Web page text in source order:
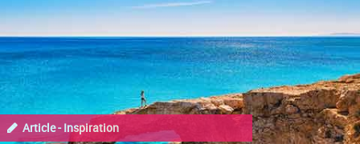
Article - Inspiration